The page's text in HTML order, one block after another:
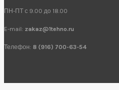
ПН-ПТ с 9.00 до 18.00
E-mail: zakaz@1tehno.ru
Телефон: 8 (916) 700-63-54